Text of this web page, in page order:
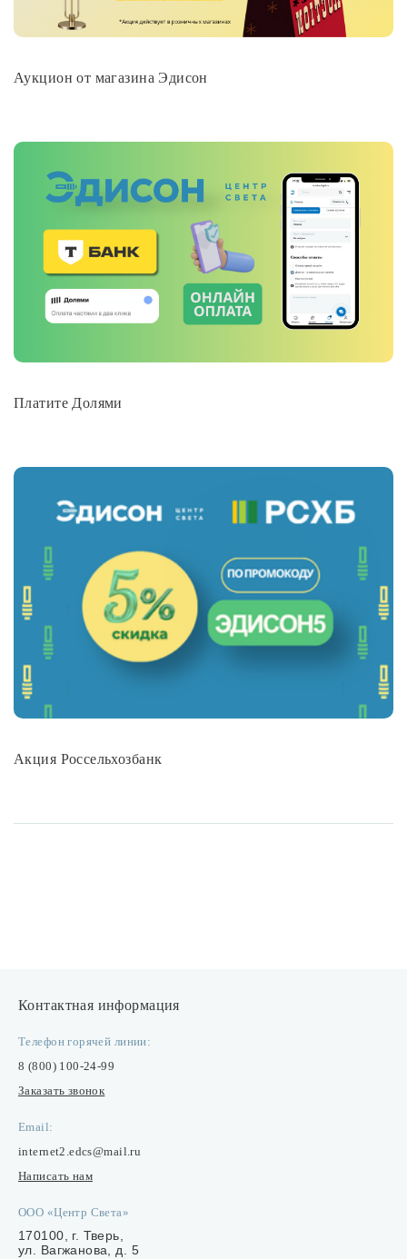
Аукцион от магазина Эдисон
Платите Долями
Акция Россельхозбанк
Контактная информация
Телефон горячей линии:
8 (800) 100-24-99
Заказать звонок
Email:
internet2.edcs@mail.ru
Написать нам
ООО «Центр Света»
170100, г. Тверь,
ул. Вагжанова, д. 5